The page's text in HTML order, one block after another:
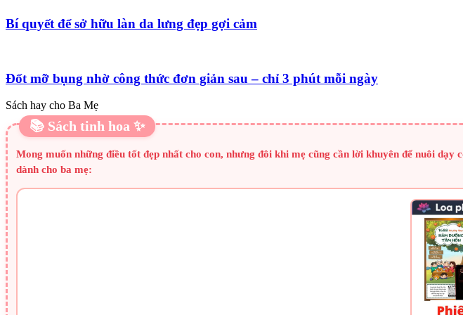
Bí quyết để sở hữu làn da lưng đẹp gợi cảm
Đốt mỡ bụng nhờ công thức đơn giản sau – chỉ 3 phút mỗi ngày
Sách hay cho Ba Mẹ
📚 Sách tinh hoa ✨
Mong muốn những điều tốt đẹp nhất cho con, nhưng đôi khi mẹ cũng cần lời khuyên để nuôi
dành cho ba mẹ: